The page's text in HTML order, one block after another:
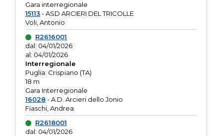
Gara interregionale
15113- ASD ARCIERI DEL TRICOLLE
Voli, Antonio
R2616001
dal: 04/01/2026
al: 04/01/2026
Interregionale
Puglia: Crispiano (TA)
18 m
Gara Interregionale
16028- A.D. Arcieri dello Jonio
Fiaschi, Andrea
R2618001
dal: 04/01/2026